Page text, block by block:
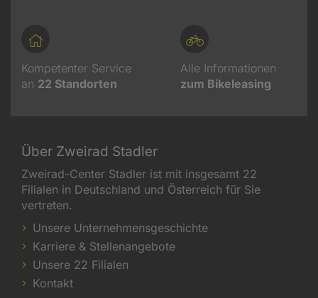
Kompetenter Service
an 22 Standorten
Alle Informationen
zum Bikeleasing
Über Zweirad Stadler
Zweirad-Center Stadler ist mit insgesamt 22
Filialen in Deutschland und Österreich für Sie
vertreten.
Unsere Unternehmensgeschichte
Karriere & Stellenangebote
Unsere 22 Filialen
Kontakt